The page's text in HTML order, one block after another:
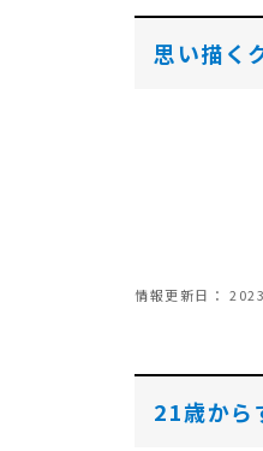
思い描く
情報更新日：
21歳から